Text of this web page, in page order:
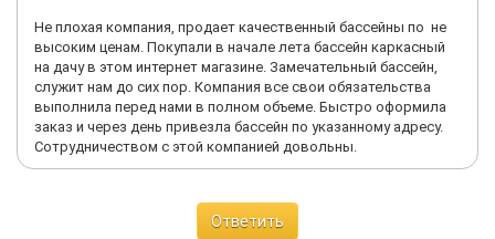
Не плохая компания, продает качественный бассейны по не
высоким ценам. Покупали в начале лета бассейн каркасный
на дачу в этом интернет магазине. Замечательный бассейн,
служит нам до сих пор. Компания все свои обязательства
выполнила перед нами в полном объеме. Быстро оформила
заказ и через день привезла бассейн по указанному адресу.
Сотрудничеством с этой компанией довольны.
Ответить